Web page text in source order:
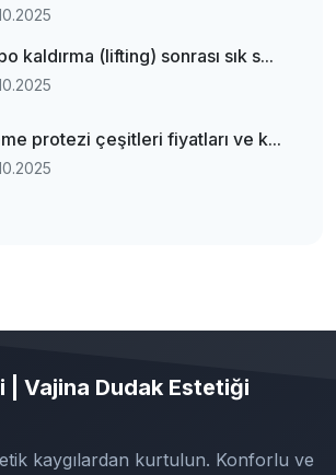
kaldırma (lifting) sonrası sık s...
protezi çeşitleri fiyatları ve k...
| Vajina Dudak Estetiği
kaygılardan kurtulun. Konforlu ve